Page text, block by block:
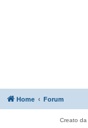
Home Forum
Creato da